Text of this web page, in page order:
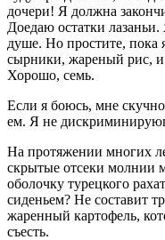
дочери! Я должна
Доедаю остатки
душе. Но простите, пока
сырники, жареный рис,
Хорошо, семь.
Если я боюсь, мне
ем. Я не
На протяжении многих
скрытые отсеки молнии
оболочку турецкого
сиденьем? Не составит
жаренный картофель,
съесть.